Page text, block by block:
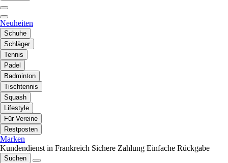
Neuheiten
Schuhe
Schläger
Tennis
Padel
Badminton
Tischtennis
Squash
Lifestyle
Für Vereine
Restposten
Marken
Kundendienst in Frankreich Sichere Zahlung Einfache Rückgabe
Suchen